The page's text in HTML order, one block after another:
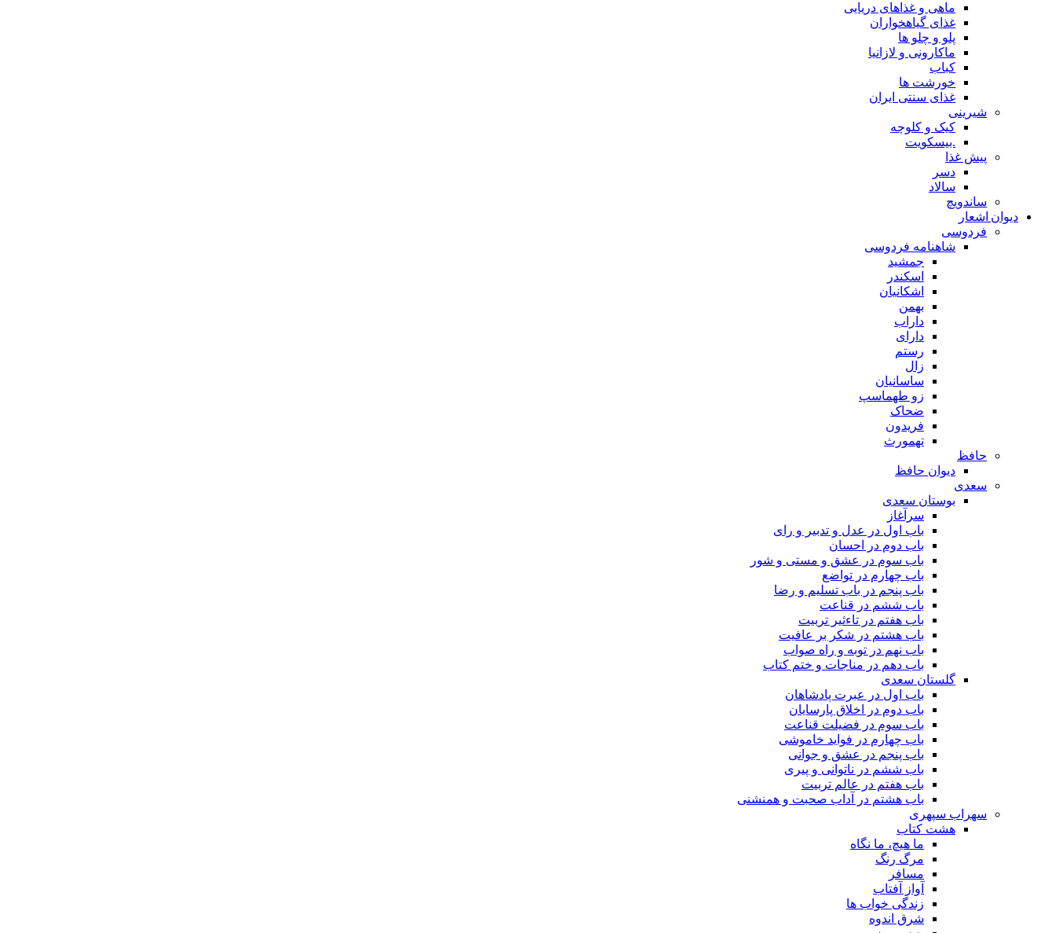
ماهی و غذاهای دریایی
غذای گیاهخواران
پلو و چلو ها
ماکارونی و لازانیا
کباب
خورشت ها
غذای سنتی ایران
شیرینی
کیک و کلوچه
.بیسکویت
پیش غذا
دسر
سالاد
ساندویچ
دیوان اشعار
فردوسی
شاهنامه فردوسی
جمشید
اسکندر
اشکانیان
بهمن
داراب
دارای
رستم
زال
ساسانیان
زو طهماسپ‏
ضحاک
فریدون
تهمورث
حافظ
دیوان حافظ
سعدی
بوستان سعدی
سرآغاز
باب اول در عدل و تدبیر و رای
باب دوم در احسان
باب سوم در عشق و مستی و شور
باب چهارم در تواضع
باب پنجم در باب تسلیم و رضا
باب ششم در قناعت
باب هفتم در تاءثیر تربیت
باب هشتم در شکر بر عافیت
باب نهم در توبه و راه صواب
باب دهم در مناجات و ختم کتاب
گلستان سعدی
باب اول در عبرت پادشاهان
باب دوم در اخلاق پارسایان
باب سوم در فضیلت قناعت
باب چهارم در فواید خاموشى
باب پنجم در عشق و جوانى
باب ششم در ناتوانى و پیرى
باب هفتم در عالم تربیت
باب هشتم در آداب صحبت و همنشنى
سهراب سپهری
هشت کتاب
ما هیچ، ما نگاه
مرگ رنگ
مسافر
آواز آفتاب
زندگی خواب ها
شرق اندوه